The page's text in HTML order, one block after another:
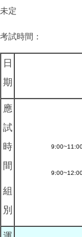
未定
考試時間：
日
期
應
試
時
間
組
別